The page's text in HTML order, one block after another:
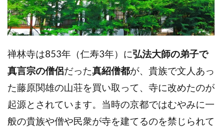
禅林寺は853年（仁寿3年）に弘法大師の弟子で
真言宗の僧侶だった真紹僧都が、貴族で文人あっ
た藤原関雄の山荘を買い取って、寺に改めたのが
起源とされています。当時の京都ではむやみに一
般の貴族や僧や民衆が寺を建てるのを禁じられて